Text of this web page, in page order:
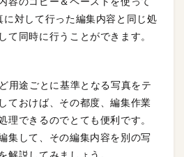
対して行った編集内容と同じ処
て同時に行うことができます。
用途ごとに基準となる写真をテ
ておけば、その都度、編集作業
理できるのでとても便利です。
集して、その編集内容を別の写